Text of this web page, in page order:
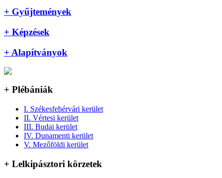
+ Gyűjtemények
+ Képzések
+ Alapítványok
+ Plébániák
I. Székesfehérvári kerület
II. Vértesi kerület
III. Budai kerület
IV. Dunamenti kerület
V. Mezőföldi kerület
+ Lelkipásztori körzetek